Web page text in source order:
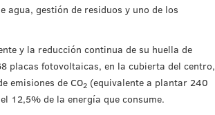
agua, gestión de residuos y uno de los
y la reducción continua de su huella de
placas fotovoltaicas, en la cubierta del centro,
emisiones de CO2(equivalente a plantar 240
12,5% de la energía que consume.